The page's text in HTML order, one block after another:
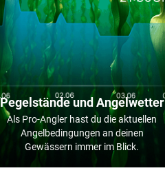
Pegelstände und Angelwetter
Als Pro-Angler hast du die aktuellen
Angelbedingungen an deinen
Gewässern immer im Blick.